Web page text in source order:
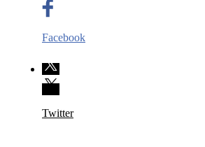
Facebook
Twitter